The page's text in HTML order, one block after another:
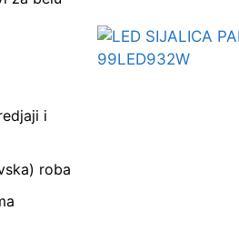
i
roba